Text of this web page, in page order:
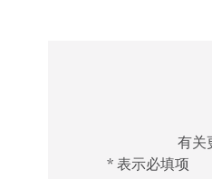
有关
* 表示必填项